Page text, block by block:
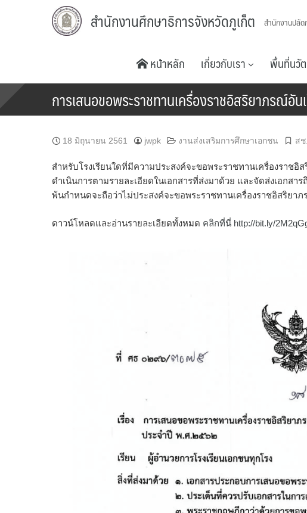
สำนักงานศึกษาธิการจังหวัดภูเก็ต สำนักงานปลัด
หน้าหลัก เกี่ยวกับเรา พื้นที่นวั
การเสนอขอพระราชทานเครื่องราชอิสริยาภรณ์
18 มิถุนายน 2561 jwpk งานส่งเสริมการศึกษาเอกชน สช.
สำหรับโรงเรียนใดที่มีความประสงค์จะขอพระราชทานเครื่องราช
ดำเนินการตามรายละเอียดในเอกสารที่ส่งมาด้วย และจัดส่งเอกส
พ้นกำหนดจะถือว่าไม่ประสงค์จะขอพระราชทานเครื่องราชอิสริยาภ
ดาวน์โหลดและอ่านรายละเอียดทั้งหมด คลิกที่นี่ http://bit.ly/